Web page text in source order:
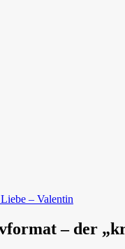
– Valentin
– der